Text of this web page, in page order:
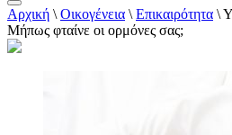
Αλεξάνδρα Καππάτου
Παιδοψυχολόγος
Αρχική \ Οικογένεια \ Επικαιρότητα \
Μήπως φταίνε οι ορμόνες σας;